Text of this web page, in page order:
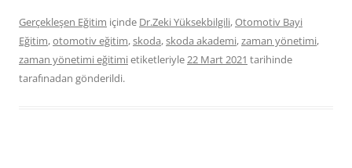
Gerçekleşen Eğitim içinde Dr.Zeki Yüksekbilgili,Otomotiv Bayi
Eğitim,otomotiv eğitim,skoda,skoda akademi,zaman yönetimi,
zaman yönetimi eğitimietiketleriyle22 Mart 2021 tarihinde
tarafınadan gönderildi.